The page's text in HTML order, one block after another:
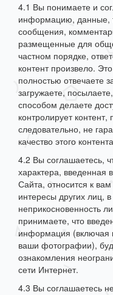
4.1 Вы понимаете и
информацию, данные,
сообщения,
размещенные для
частном порядке,
контент произвело.
полностью отвечаете
загружаете,
способом делаете
контролирует
следовательно, не
качество этого
4.2 Вы соглашаетесь,
характера, введенная
Сайта, относится к
интересы других лиц,
неприкосновенность
принимаете, что
информация (включая
ваши фотографии),
ознакомления
сети Интернет.
4.3 Вы соглашаетесь